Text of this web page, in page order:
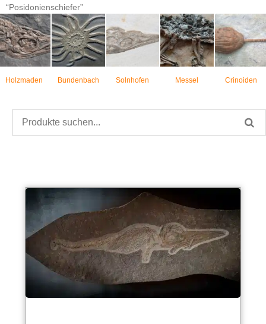
“Posidonienschiefer”
Holzmaden Bundenbach Solnhofen Messel Crinoiden